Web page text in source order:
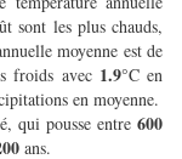
sont les plus chauds,
moyenne est de
froids avec 1.9°C en
en moyenne.
qui pousse entre 600
ans.